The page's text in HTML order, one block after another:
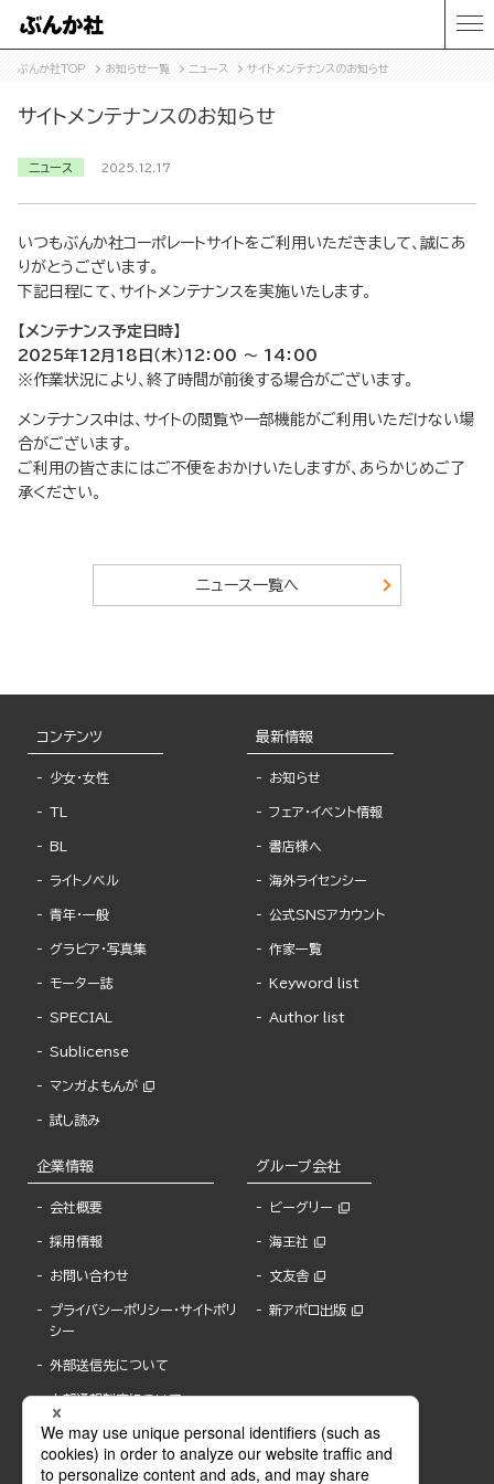
ぶんか社TOP お知らせ一覧 ニュース サイトメンテナンスのお知らせ
サイトメンテナンスのお知らせ
ニュース 2025.12.17
いつもぶんか社コーポレートサイトをご利用いただきまして、誠にあ
りがとうございます。
下記日程にて、サイトメンテナンスを実施いたします。
【メンテナンス予定日時】
2025年12月18日（木）12：00 ～ 14：00
※作業状況により、終了時間が前後する場合がございます。
メンテナンス中は、サイトの閲覧や一部機能がご利用いただけない場
合がございます。
ご利用の皆さまにはご不便をおかけいたしますが、あらかじめご了
承ください。
ニュース一覧へ
コンテンツ
少女・女性
TL
BL
ライトノベル
青年・一般
グラビア・写真集
モーター誌
SPECIAL
Sublicense
マンガよもんが
試し読み
最新情報
お知らせ
フェア・イベント情報
書店様へ
海外ライセンシー
公式SNSアカウント
作家一覧
Keyword list
Author list
企業情報
会社概要
採用情報
お問い合わせ
プライバシーポリシー・サイトポリ
シー
外部送信先について
内部通報制度について
グループ会社
ビーグリー
海王社
文友舎
新アポロ出版